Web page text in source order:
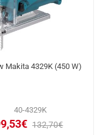
Makita 4329K (450 W)
40-4329K
132,70€